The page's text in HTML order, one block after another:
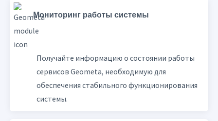
Мониторинг работы системы
Получайте информацию о состоянии работы
сервисов Geometa, необходимую для
обеспечения стабильного функционирования
системы.